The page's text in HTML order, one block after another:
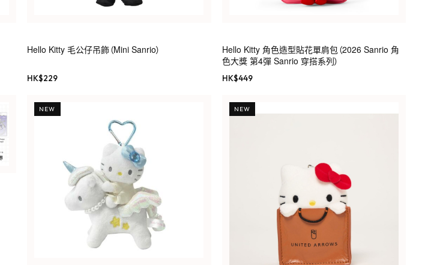
Hello Kitty 毛公仔吊飾（Mini Sanrio）
HK$229
Hello Kitty 角色造型貼花單肩包（2026 Sanrio 角
色大獎 第4彈 Sanrio 穿搭系列）
HK$449
NEW NEW